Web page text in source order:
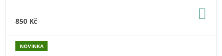
850 Kč
NOVINKA